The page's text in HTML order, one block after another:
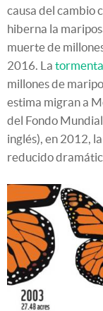
causa del cambio
hiberna la
muerte de
2016. La
millones de
estima migran a
del Fondo
inglés), en 2012,
reducido